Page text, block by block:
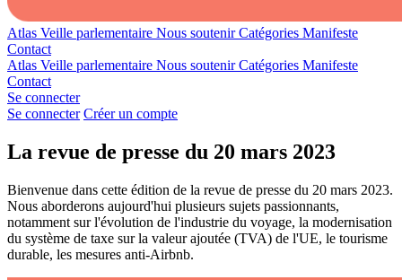
Atlas Veille parlementaire Nous soutenirCatégories Manifeste
Contact
Atlas Veille parlementaire Nous soutenirCatégories Manifeste
Contact
Se connecter
Se connecter Créer un compte
La revue de presse du 20 mars 2023
Bienvenue dans cette édition de la revue de presse du 20 mars 2023.
Nous aborderons aujourd'hui plusieurs sujets passionnants,
notamment sur l'évolution de l'industrie du voyage, la modernisation
du système de taxe sur la valeur ajoutée (TVA) de l'UE, le tourisme
durable, les mesures anti-Airbnb.